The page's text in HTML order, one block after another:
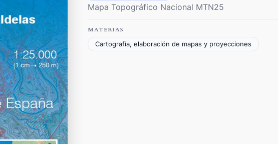
Mapa Topográfico Nacional MTN25
MATERIAS
Cartografía, elaboración de mapas y proyecciones